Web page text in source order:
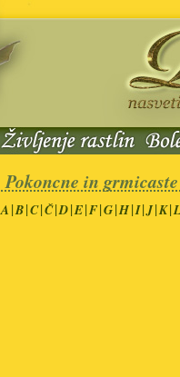
Pokoncne in
A |B|C|Č|D|E|F|G|H|I|J|K|